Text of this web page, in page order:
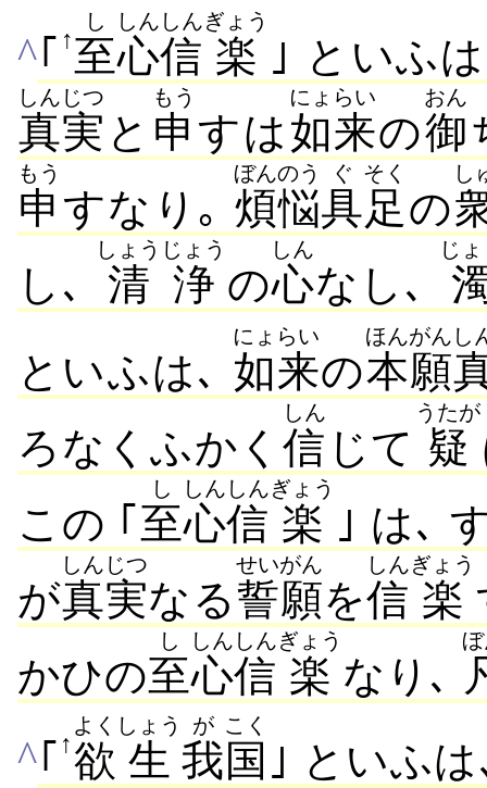
^｢ ↑至
し
心
しん
信
しん
楽
ぎょう
｣ といふ
真実
しんじつ
と 申
もう
すは如来
にょらい
の御
おん
申
もう
すなり｡ 煩悩
ぼんのう
具
ぐ
足
そく
の
し
し､ 清浄
しょうじょう
の心
しん
なし､
じ
といふは､ 如来
にょらい
の本願
ほんがん し
ろなくふかく 信
しん
じて 疑
うたが
この ｢ 至
し
心
しん
信
しん
楽
ぎょう
｣ は､
が真実
しんじつ
なる誓願
せいがん
を信
しん
楽
ぎょう
かひの至
し
心
しん
信
しん
楽
ぎょう
なり､
^｢ ↑欲
よく
生
しょう
我
が
国
こく
｣ といふ